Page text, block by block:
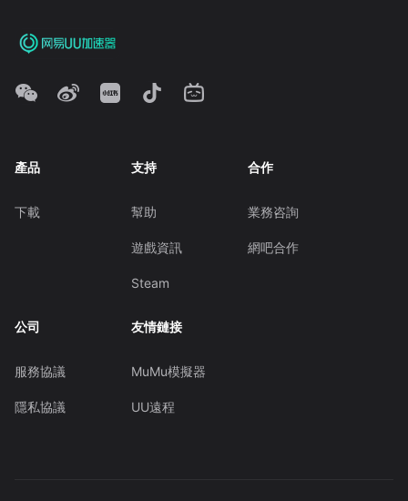
產品
下載
支持
幫助
遊戲資訊
Steam
合作
業務咨詢
網吧合作
公司
服務協議
隱私協議
友情鏈接
MuMu模擬器
UU遠程